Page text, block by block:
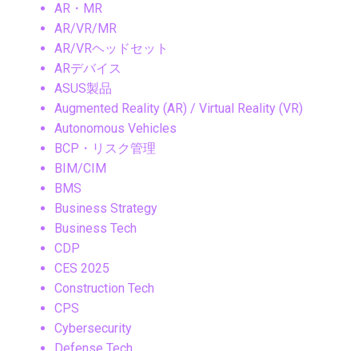
AR・MR
AR/VR/MR
AR/VRヘッドセット
ARデバイス
ASUS製品
Augmented Reality (AR) / Virtual Reality (VR)
Autonomous Vehicles
BCP・リスク管理
BIM/CIM
BMS
Business Strategy
Business Tech
CDP
CES 2025
Construction Tech
CPS
Cybersecurity